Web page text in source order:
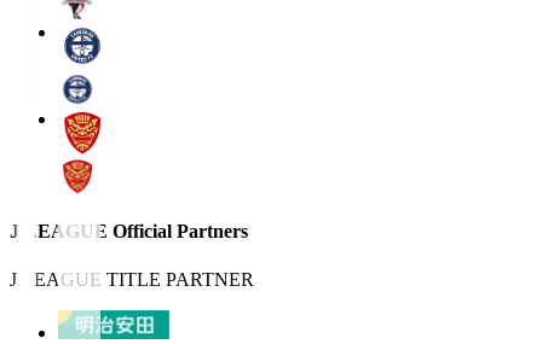
J.LEAGUE Official Partners
J.LEAGUE TITLE PARTNER